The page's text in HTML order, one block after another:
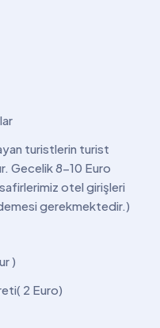
turistlerin turist
Gecelik 8-10 Euro
otel girişleri
gerekmektedir.)
)
2 Euro)